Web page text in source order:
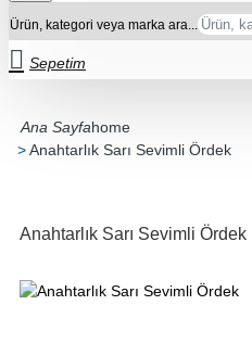
Ürün, kategori veya marka ara...
Sepetim
home
Anahtarlık Sarı Sevimli Ördek
Anahtarlık Sarı Sevimli Ördek